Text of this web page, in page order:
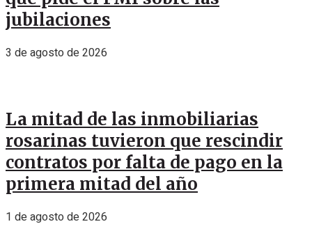
jubilaciones
3 de agosto de 2026
La mitad de las inmobiliarias
rosarinas tuvieron que rescindir
contratos por falta de pago en la
primera mitad del año
1 de agosto de 2026